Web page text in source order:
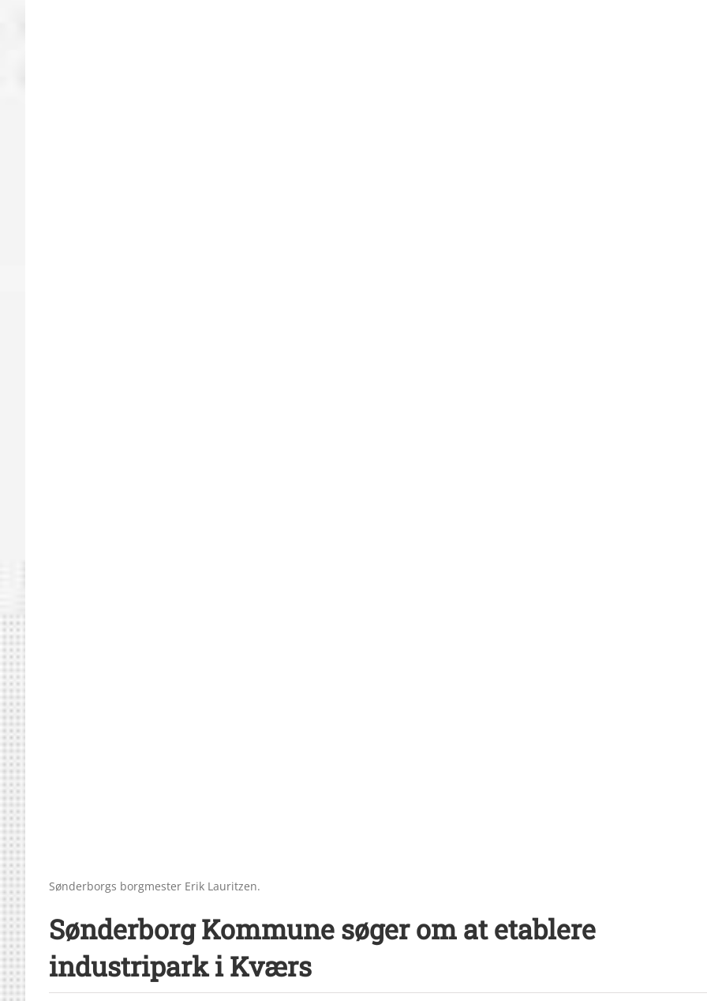
Sønderborgs borgmester Erik Lauritzen.
Sønderborg Kommune søger om at etablere
industripark i Kværs